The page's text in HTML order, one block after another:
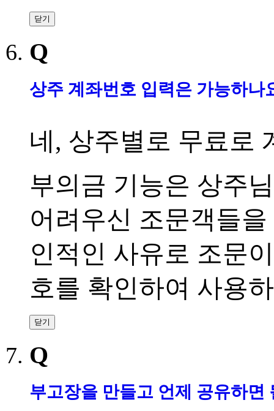
닫기
Q
상주 계좌번호 입력은 가능하나
네, 상주별로 무료로
부의금 기능은 상주
어려우신 조문객들
인적인 사유로 조문
호를 확인하여 사용
닫기
Q
부고장을 만들고 언제 공유하면